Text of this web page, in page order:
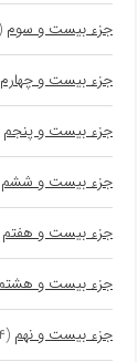
جزء بیست و سوم
جزء بیست و چهارم
جزء بیست و پنجم
جزء بیست و ششم
جزء بیست و هفتم
جزء بیست و
جزء بیست و نهم (۴۴)